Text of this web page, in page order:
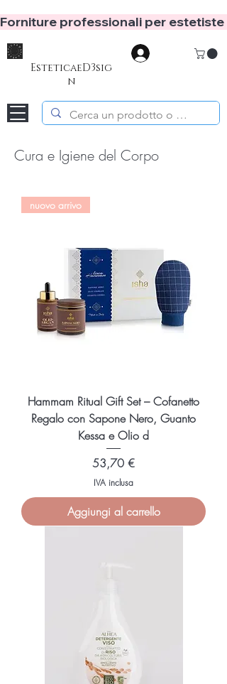
Forniture professionali per
EsteticaeD3sig
n
Cura e Igiene del Corpo
nuovo arrivo
Hammam Ritual Gift Set – Cofanetto
Regalo con Sapone Nero, Guanto
Kessa e Olio d
Prezzo
53,70 €
IVA inclusa
Aggiungi al carrello